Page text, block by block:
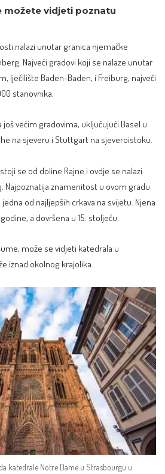
možete vidjeti poznatu
nalazi unutar granica njemačke
Najveći gradovi koji se nalaze unutar
lječilište Baden-Baden, i Freiburg, najveći
stanovnika.
većim gradovima, uključujući Basel u
na sjeveru i Stuttgart na sjeveroistoku.
se od doline Rajne i ovdje se nalazi
Najpoznatija znamenitost u ovom gradu
od najljepših crkava na svijetu. Njena
a dovršena u 15. stoljeću.
može se vidjeti katedrala u
iznad okolnog krajolika.
katedrale Notre Dame u Strasbourgu u